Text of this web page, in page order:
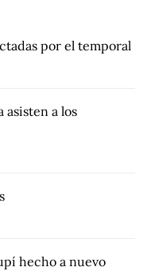
por el temporal
asisten a los
hecho a nuevo